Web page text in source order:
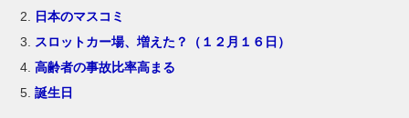
日本のマスコミ
スロットカー場、増えた？（１２月１６日）
高齢者の事故比率高まる
誕生日